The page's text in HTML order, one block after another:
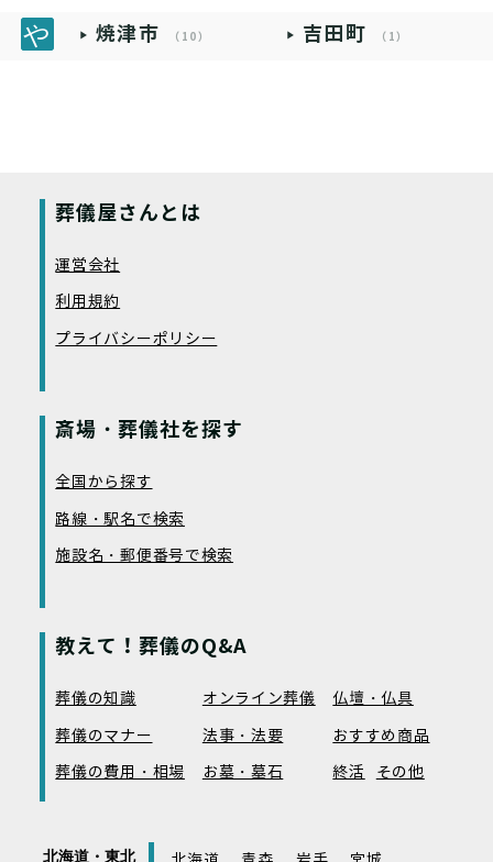
焼津市 （10） 吉田町 （1）
葬儀屋さんとは
運営会社
利用規約
プライバシーポリシー
斎場・葬儀社を探す
全国から探す
路線・駅名で検索
施設名・郵便番号で検索
教えて！葬儀のQ&A
葬儀の知識 オンライン葬儀
仏壇・仏具
葬儀のマナー
法事・法要
おすすめ商品
葬儀の費用・相場
お墓・墓石 終活 その他
北海道・東北